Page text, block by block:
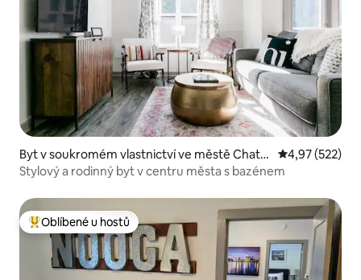
Byt v soukromém vlastnictví ve městě Chatta
nooga
Průměrné
4,97 (522)
Stylový a rodinný byt v centru města s bazénem
Nejlepší v kategorii Oblíbené u hostů
Oblíbené u hostů